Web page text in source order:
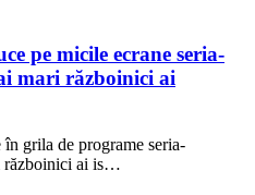
pe micile ecrane seria-
mari războinici ai
grila de programe seria-
războinici ai is…